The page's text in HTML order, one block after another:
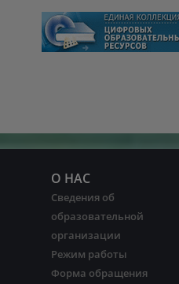
О НАС
Сведения об
образовательной
организации
Режим работы
Форма обращения